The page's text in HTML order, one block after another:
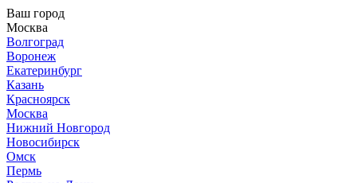
Ваш город
Москва
Волгоград
Воронеж
Екатеринбург
Казань
Красноярск
Москва
Нижний Новгород
Новосибирск
Омск
Пермь